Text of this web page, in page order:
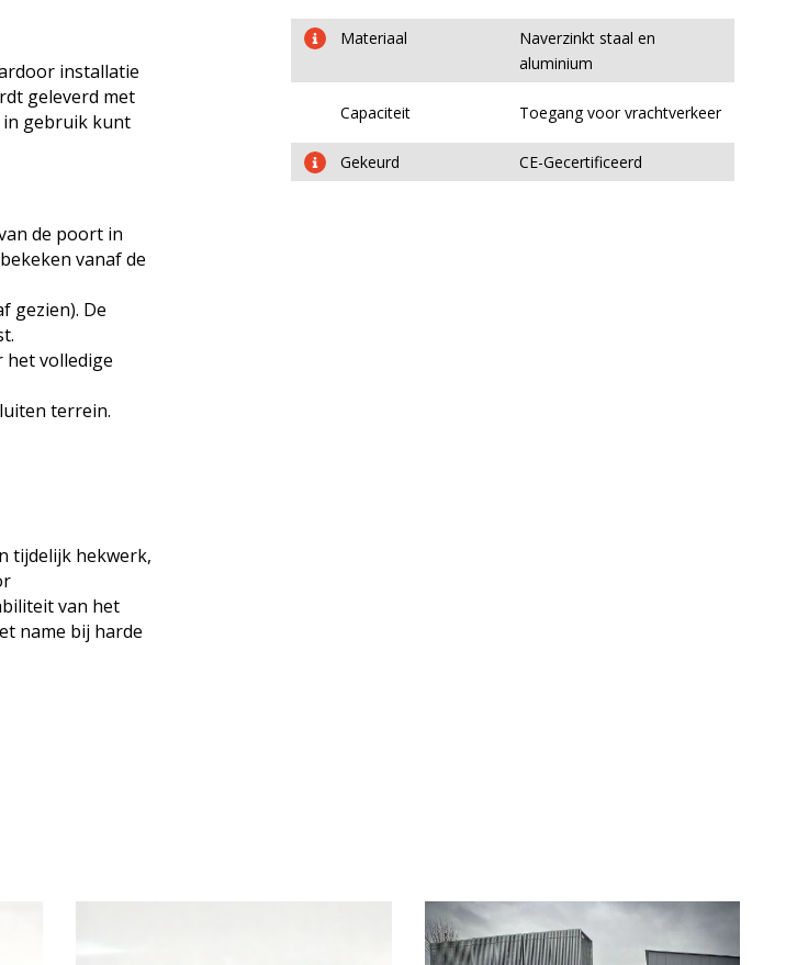
installatie
geleverd met
in gebruik kunt
de poort in
vanaf de
gezien). De
het volledige
terrein.
tijdelijk hekwerk,
van het
name bij harde
Materiaal
Naverzinkt staal en
aluminium
Capaciteit Toegang voor vrachtverkeer
Gekeurd CE-Gecertificeerd